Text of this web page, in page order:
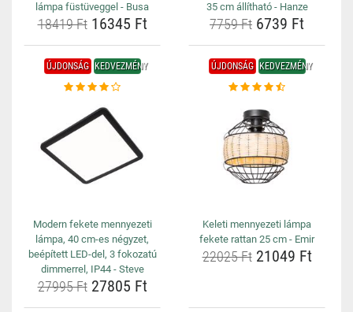
lámpa füstüveggel - Busa
18419 Ft16345 Ft
35 cm állítható - Hanze
7759 Ft 6739 Ft
ÚJDONSÁG KEDVEZMÉNY
Modern fekete mennyezeti
lámpa, 40 cm-es négyzet,
beépített LED-del, 3 fokozatú
dimmerrel, IP44 - Steve
27995 Ft27805 Ft
ÚJDONSÁG KEDVEZMÉNY
Keleti mennyezeti lámpa
fekete rattan 25 cm - Emir
22025 Ft21049 Ft